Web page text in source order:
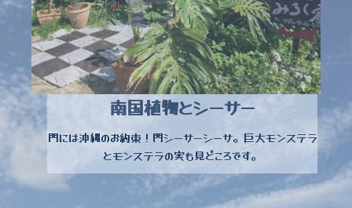
南国植物とシーサー
門には沖縄のお約束！門シーサーシーサ。巨大モンステラ
とモンステラの実も見どころです。